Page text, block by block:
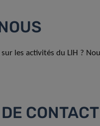
les activités du LIH ?
CONTACT